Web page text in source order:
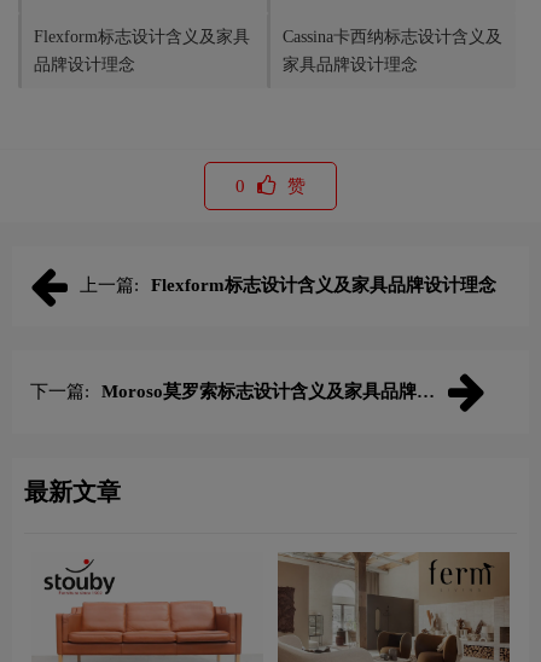
Flexform标志设计含义及家具
品牌设计理念
Cassina卡西纳标志设计含义及
家具品牌设计理念
0 赞
上一篇: Flexform标志设计含义及家具品牌设计理念
下一篇:
Moroso莫罗索标志设计含义及家具品牌设
最新文章